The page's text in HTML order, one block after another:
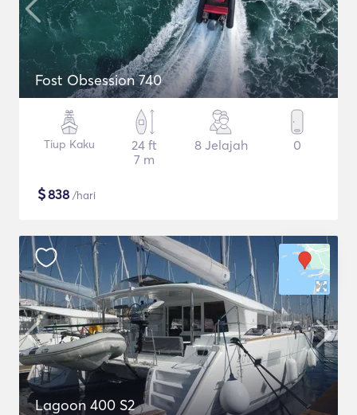
Fost Obsession 740
Tiup Kaku
24 ft
7 m
8 Jelajah 0
$838 /hari
Lagoon 400 S2